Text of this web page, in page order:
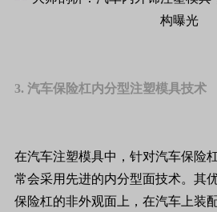
3. 汽车保险杠内分型注塑模具技术
在汽车注塑模具中，针对汽车保险
常会采用先进的内分型面技术。其
保险杠的非外观面上，在汽车上装